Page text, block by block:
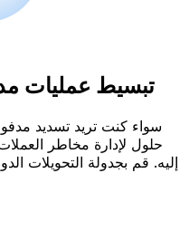
تبسيط عمليات
سواء كنت تريد تسديد
حلول لإدارة مخاطر